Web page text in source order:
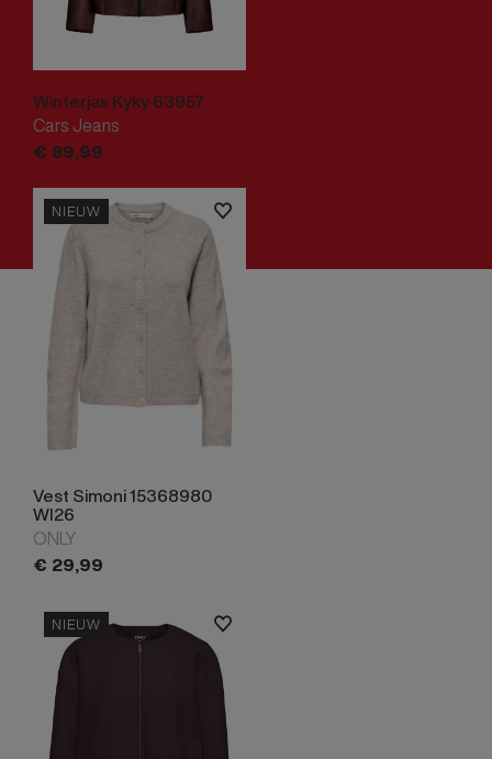
Winterjas Kyky 63957
Cars Jeans
€ 89,99
NIEUW
Vest Simoni 15368980
WI26
ONLY
€ 29,99
NIEUW